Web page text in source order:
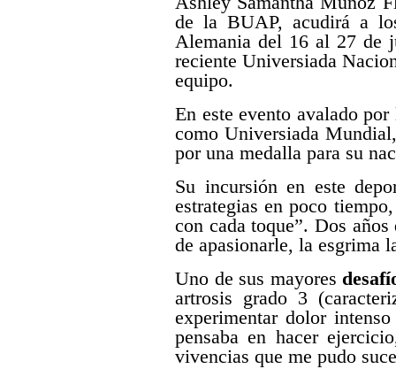
de la BUAP, acudirá a
Alemania del 16 al 27 de
reciente Universiada
equipo.
En este evento avalado
como Universiada
por una medalla para su
Su incursión en este
estrategias en poco
con cada toque”. Dos
de apasionarle, la esgrima
Uno de sus mayores
artrosis grado 3
experimentar dolor
pensaba en hacer
vivencias que me pudo